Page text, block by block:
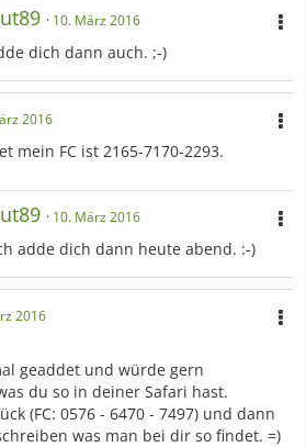
10. März 2016
dich dann auch. ;-)
2016
mein FC ist 2165-7170-2293.
10. März 2016
adde dich dann heute abend. :-)
2016
geaddet und würde gern
du so in deiner Safari hast.
(FC: 0576 - 6470 - 7497) und dann
was man bei dir so findet. =)